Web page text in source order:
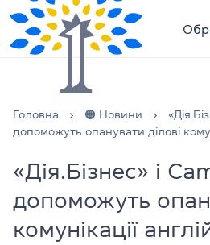
Головна 🟠 Новини
допоможуть опанувати ділові
«Дія.Бізнес» і
допоможуть
комунікації